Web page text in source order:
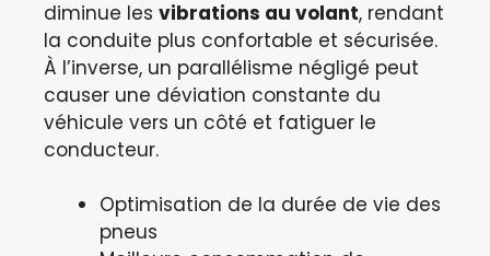
diminue les vibrations au volant, rendant
la conduite plus confortable et sécurisée.
À l’inverse, un parallélisme négligé peut
causer une déviation constante du
véhicule vers un côté et fatiguer le
conducteur.
Optimisation de la durée de vie des
pneus